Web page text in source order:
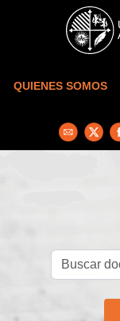
Skip to main content
QUIENES SOMOS